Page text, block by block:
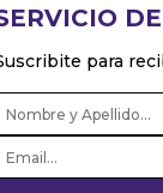
para